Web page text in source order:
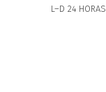
L–D 24 HORAS